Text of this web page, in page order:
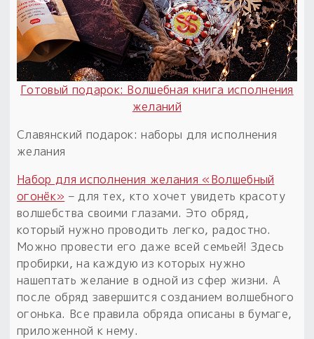
Готовый подарок: Волшебная книга исполнения
желаний
Славянский подарок: наборы для исполнения
желания
Набор для исполнения желания «Волшебный
огонёк» – для тех, кто хочет увидеть красоту
волшебства своими глазами. Это обряд,
который нужно проводить легко, радостно.
Можно провести его даже всей семьей! Здесь
пробирки, на каждую из которых нужно
нашептать желание в одной из сфер жизни. А
после обряд завершится созданием волшебного
огонька. Все правила обряда описаны в бумаге,
приложенной к нему.